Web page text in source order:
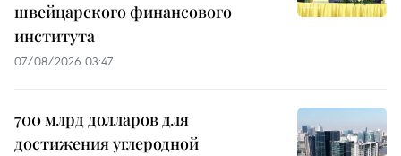
швейцарского финансового
института
07/08/2026 03:47
700 млрд долларов для
достижения углеродной